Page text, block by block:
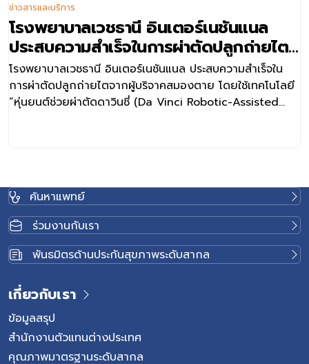
โรงพยาบาลเวชธานี อินเตอร์เนชันแนล
ประสบความสำเร็จในการผ่าตัดปลูกถ่ายไต
จากผู้บริจาคสมองตาย ด้วยเทคโนโลยี “หุ่น
ยนต์ช่วยผ่าตัดดาวินชี่ (Da Vinci) เป็น
รพ.เอกชนแห่งแรกในประเทศไทย
โรงพยาบาลเวชธานี อินเตอร์เนชันแนล ประสบความสำเร็จใน
การผ่าตัดปลูกถ่ายไตจากผู้บริจาคสมองตาย โดยใช้เทคโนโลยี
“หุ่นยนต์ช่วยผ่าตัดดาวินชี่ (Da Vinci Robotic-Assisted
เลือด และทีมสหสาขาวิชาชีพที่เกี่ยวข้องโดยมีการวางแผนร่วม
กัน เพื่อนำเทคโนโลยีหุ่นยนต์มาใช้ทดแทนการผ่าตัดเปิดหน้า
ท้องแบบเดิม ลดการบาดเจ็บของเนื้อเยื่อ ลดการสูญเสียเลือด
ลดความเสี่ยงการติดเชื้อหรือภาวะแทรกซ้อนหลังผ่าตัด ส่งผล
ให้ผู้ป่วยฟื้นตัวได้เร็วขึ้น เมื่อเทียบกับการปลูกถ่ายไตแบบ
ดั้งเดิม ทั้งนี้ การผ่าตัดปลูกถ่ายไตด้วยหุ่นยนต์ช่วยผ่าตัด
เป็นการรักษาที่ได้รับการยอมรับในโรงพยาบาลชั้นนำหลาย
ประเทศทั่วโลก ความสำเร็จในครั้งนี้ถือเป็นก้าวสำคัญทางการ
แพทย์ในการยกระดับการรักษาผู้ป่วยปลูกถ่ายไตของโรง
พยาบาลเวชธานี อินเตอร์เนชันแนล ให้มีประสิทธิภาพและ
ปลอดภัยยิ่งขึ้น
ข่าวสารและบริการ
ค้นหาแพทย์
ร่วมงานกับเรา
พันธมิตรด้านประกันสุขภาพระดับสากล
เกี่ยวกับเรา
ข้อมูลสรุป
สำนักงานตัวแทนต่างประเทศ
คุณภาพมาตรฐานระดับสากล